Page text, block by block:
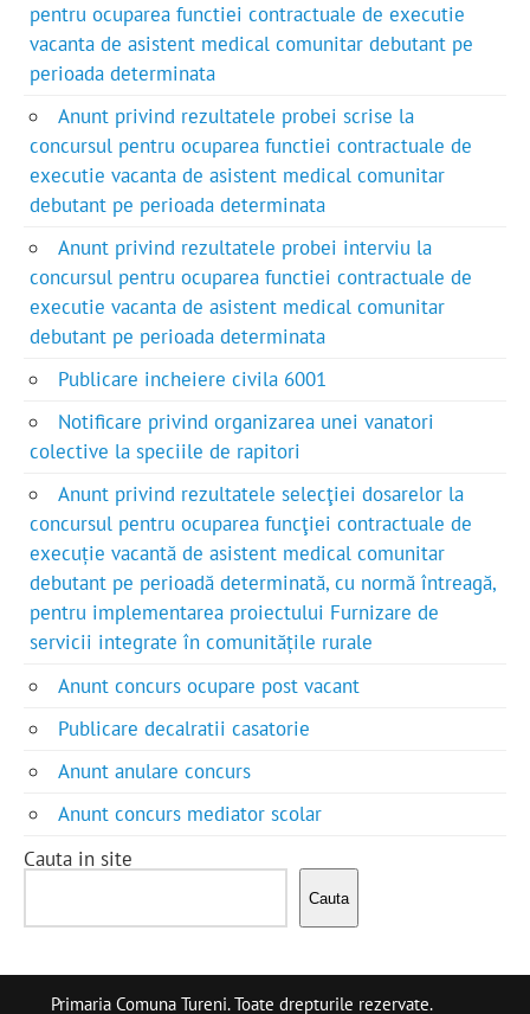
pentru ocuparea functiei contractuale de executie
vacanta de asistent medical comunitar debutant pe
perioada determinata
Anunt privind rezultatele probei scrise la
concursul pentru ocuparea functiei contractuale de
executie vacanta de asistent medical comunitar
debutant pe perioada determinata
Anunt privind rezultatele probei interviu la
concursul pentru ocuparea functiei contractuale de
executie vacanta de asistent medical comunitar
debutant pe perioada determinata
Publicare incheiere civila 6001
Notificare privind organizarea unei vanatori
colective la speciile de rapitori
Anunt privind rezultatele selecţiei dosarelor la
concursul pentru ocuparea funcţiei contractuale de
execuție vacantă de asistent medical comunitar
debutant pe perioadă determinată, cu normă întreagă,
pentru implementarea proiectului Furnizare de
servicii integrate în comunitățile rurale
Anunt concurs ocupare post vacant
Publicare decalratii casatorie
Anunt anulare concurs
Anunt concurs mediator scolar
Cauta in site
Cauta
Primaria Comuna Tureni. Toate drepturile rezervate.